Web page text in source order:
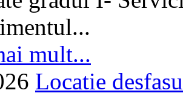
mult...
Locatie